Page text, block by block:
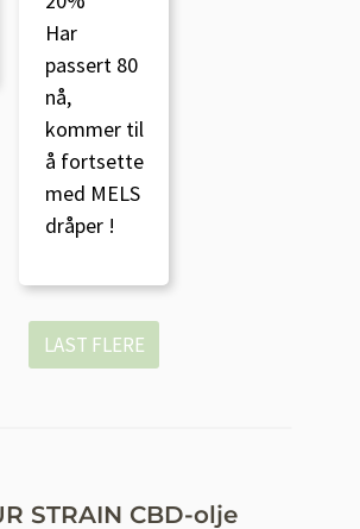
Har
passert 80
nå,
kommer til
å fortsette
med MELS
dråper !
LAST FLERE
STRAIN CBD-olje